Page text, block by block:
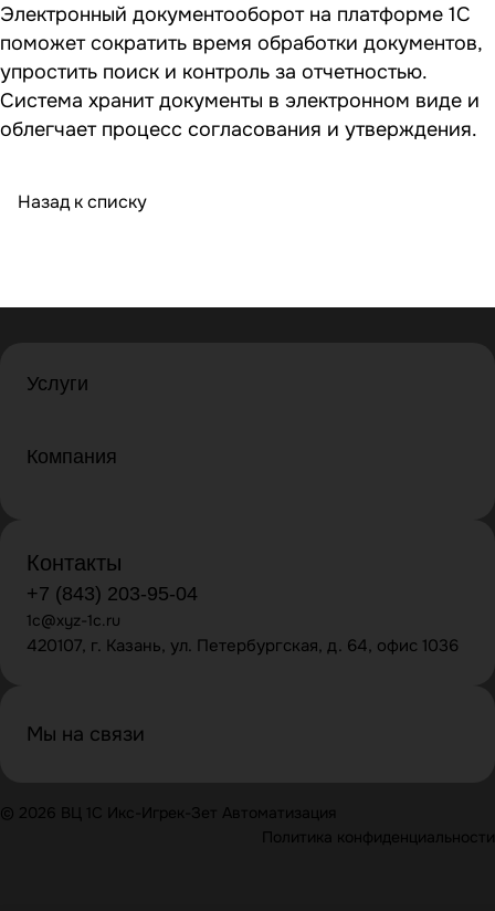
Электронный документооборот на платформе 1С
поможет сократить время обработки документов,
упростить поиск и контроль за отчетностью.
Система хранит документы в электронном виде и
облегчает процесс согласования и утверждения.
Назад к списку
Услуги
Компания
Контакты
+7 (843) 203-95-04
1c@xyz-1c.ru
420107, г. Казань, ул. Петербургская, д. 64, офис 1036
Мы на связи
© 2026 ВЦ 1С Икс-Игрек-Зет Автоматизация
Политика конфиденциальности